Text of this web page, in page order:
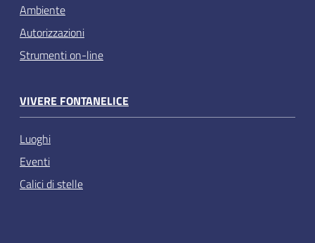
Ambiente
Autorizzazioni
Strumenti on-line
VIVERE FONTANELICE
Luoghi
Eventi
Calici di stelle